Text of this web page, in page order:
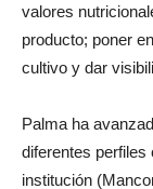
valores
producto; poner
cultivo y dar
Palma ha
diferentes
institución